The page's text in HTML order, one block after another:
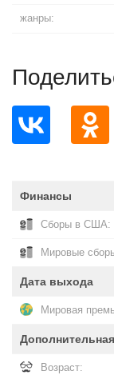
жанры:
Финансы
Сборы в США:
Мировые
Дата выхода
Мировая
Возраст: